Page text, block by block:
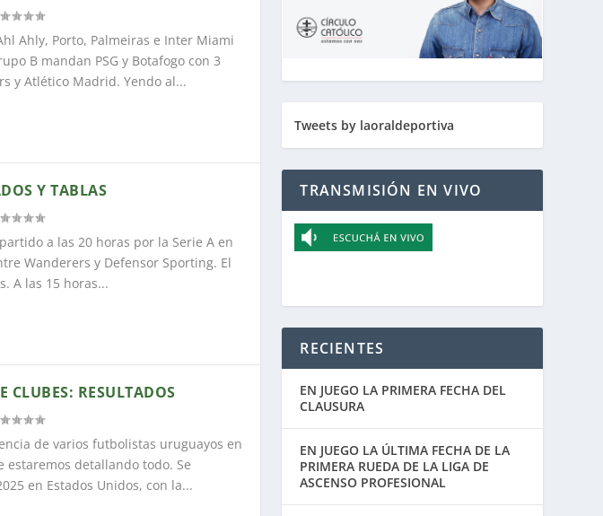
Ahly, Porto, Palmeiras e Inter Miami
B mandan PSG y Botafogo con 3
y Atlético Madrid. Yendo al...
Y TABLAS
a las 20 horas por la Serie A en
Wanderers y Defensor Sporting. El
A las 15 horas...
CLUBES: RESULTADOS
de varios futbolistas uruguayos en
detallando todo. Se
en Estados Unidos, con la...
Tweets by laoraldeportiva
TRANSMISIÓN EN VIVO
RECIENTES
EN JUEGO LA PRIMERA FECHA DEL
CLAUSURA
EN JUEGO LA ÚLTIMA FECHA DE LA
PRIMERA RUEDA DE LA LIGA DE
ASCENSO PROFESIONAL